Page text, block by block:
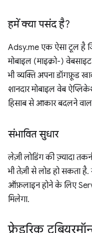
हमें क्या पसंद है?
Adsy.me एक ऐसा टूल है
मोबाइल (माइक्रो-)
भी व्यक्ति अपना डॉगफ़ूड
शानदार मोबाइल वेब
हिसाब से आकार बदलने
संभावित सुधार
लेज़ी लोडिंग की ज़्यादा
भी तेज़ी से लोड हो सकता
ऑफ़लाइन होने के लिए
मिलेगा.
फ़्रेडरिक